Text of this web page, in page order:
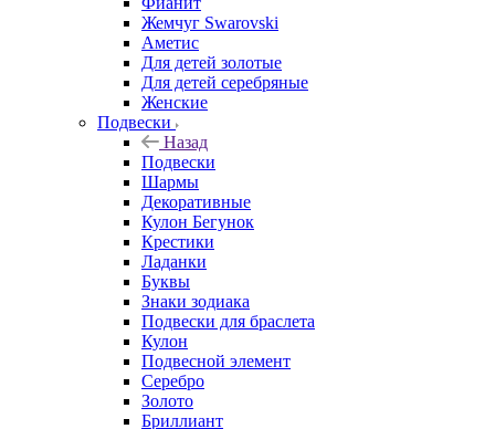
Жемчуг Swarovski
Аметис
Для детей золотые
Для детей серебряные
Женские
Подвески
Назад
Подвески
Шармы
Декоративные
Кулон Бегунок
Крестики
Ладанки
Буквы
Знаки зодиака
Подвески для браслета
Кулон
Подвесной элемент
Серебро
Золото
Бриллиант